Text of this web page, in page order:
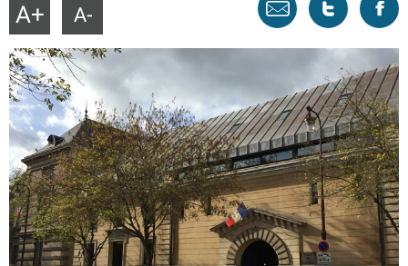
Envoyer Tweeter
page
Agrandir
du
texte
Réduire
du